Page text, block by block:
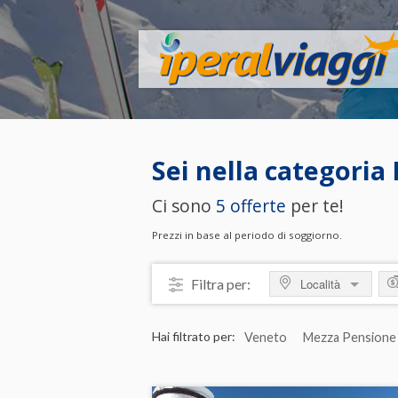
Sei nella categoria
Ci sono 5 offerte per te!
Prezzi in base al periodo di soggiorno.
Filtra per:
Località
Hai filtrato per: Veneto Mezza Pensione